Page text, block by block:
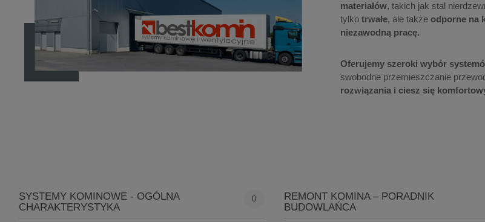
materiałów, takich jak stal
tylko trwałe, ale także odporne na
niezawodną pracę.
Oferujemy szeroki wybór
swobodne przemieszczanie
rozwiązania i ciesz się
SYSTEMY KOMINOWE - OGÓLNA
CHARAKTERYSTYKA
0
REMONT KOMINA – PORADNIK
BUDOWLAŃCA